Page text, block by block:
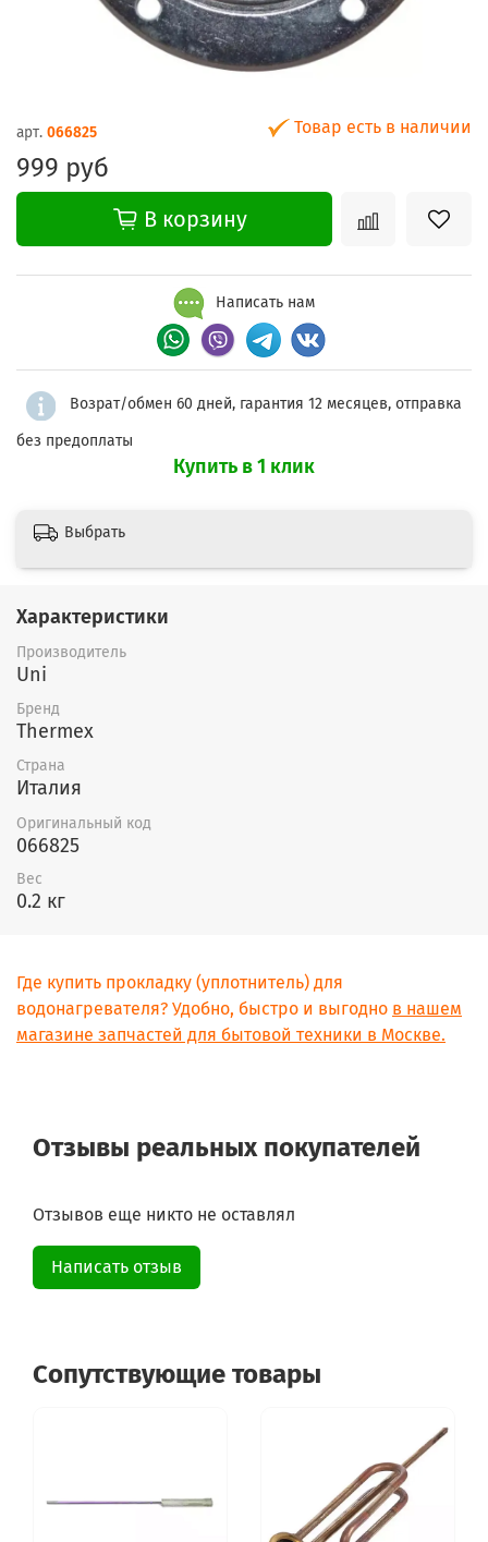
арт. 066825 Товар есть в наличии
999 руб
В корзину
Написать нам
Возрат/обмен 60 дней, гарантия 12 месяцев, отправка
без предоплаты
Купить в 1 клик
Выбрать
Характеристики
Производитель
Uni
Бренд
Thermex
Страна
Италия
Оригинальный код
066825
Вес
0.2 кг
Где купить прокладку (уплотнитель) для
водонагревателя? Удобно, быстро и выгодно в нашем
магазине запчастей для бытовой техники в Москве.
Отзывы реальных покупателей
Отзывов еще никто не оставлял
Написать отзыв
Сопутствующие товары